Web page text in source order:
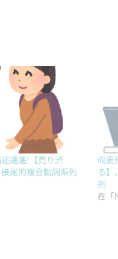
邁進!【売り渋
尾的複合動詞系列
向更
る】
列
在「